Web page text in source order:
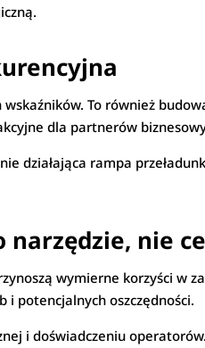
To również
dla partnerów
działająca rampa
narzędzie, nie
wymierne korzyści w
potencjalnych oszczędności.
i doświadczeniu